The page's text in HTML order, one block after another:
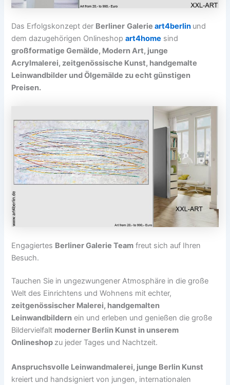
Das Erfolgskonzept der Berliner Galerieart4berlin und
dem dazugehörigen Onlineshopart4home sind
großformatige Gemälde, Modern Art, junge
Acrylmalerei, zeitgenössische Kunst, handgemalte
Leinwandbilder und Ölgemälde zu echt günstigen
Preisen.
Engagiertes Berliner Galerie Team freut sich auf Ihren
Besuch.
Tauchen Sie in ungezwungener Atmosphäre in die große
Welt des Einrichtens und Wohnens mit echter,
zeitgenössischer Malerei, handgemalten
Leinwandbildern ein und erleben und genießen die große
Bildervielfalt moderner Berlin Kunst in unserem
Onlineshop zu jeder Tages und Nachtzeit.
Anspruchsvolle Leinwandmalerei, junge Berlin Kunst
kreiert und handsigniert von jungen, internationalen